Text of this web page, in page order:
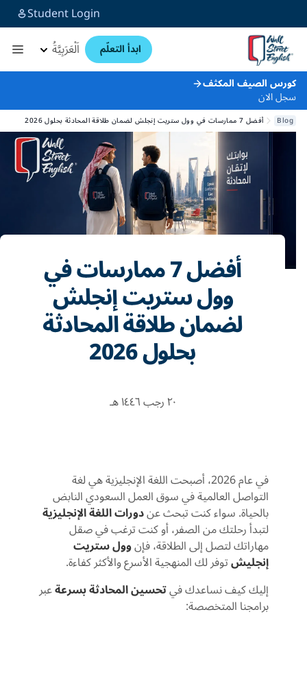
Student Login
ابدأ التعلّم اَلْعَرَبِيَّةُ
كورس الصيف المكثف
سجل الان
Blog أفضل 7 ممارسات في وول ستريت إنجلش لضمان طلاقة المحادثة بحلول 2026
أفضل 7 ممارسات في
وول ستريت إنجلش
لضمان طلاقة المحادثة
بحلول 2026
في عام 2026، أصبحت اللغة الإنجليزية هي لغة
التواصل العالمية في سوق العمل السعودي النابض
بالحياة. سواء كنت تبحث عندورات اللغة الإنجليزية
لتبدأ رحلتك من الصفر، أو كنت ترغب في صقل
مهاراتك لتصل إلى الطلاقة، فإنوول ستريت
إنجليشتوفر لك المنهجية الأسرع والأكثر كفاءة.
إليك كيف نساعدك فيتحسين المحادثة بسرعةعبر
برامجنا المتخصصة: